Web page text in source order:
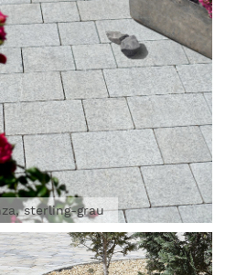
sterling-grau